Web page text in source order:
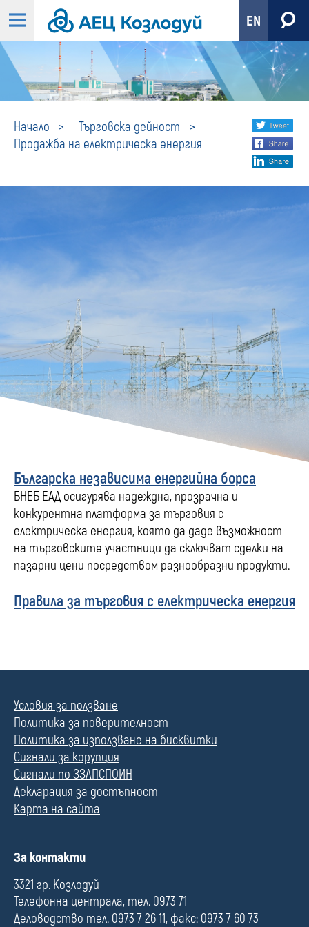
EN
Начало
Търговска дейност
Продажба на електрическа енергияПродажба
електрическа
енергия
Share
social
media
Българска независима енергийна борса
БНЕБ ЕАД осигурява надеждна, прозрачна и
конкурентна платформа за търговия с
електрическа енергия, която да даде възможност
на търговските участници да сключват сделки на
пазарни цени посредством разнообразни продукти.
Правила за търговия с електрическа енергия
Условия за ползване
Политика за поверителност
Политика за използване на бисквитки
Сигнали за корупция
Сигнали по ЗЗЛПСПОИН
Декларация за достъпност
Карта на сайта
П
л
е
За контакти
3321 гр. Козлодуй
Телефонна централа, тел. 0973 71
Деловодство тел. 0973 7 26 11, факс: 0973 7 60 73